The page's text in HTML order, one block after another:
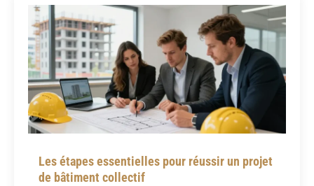
Les étapes essentielles pour réussir un projet
de bâtiment collectif